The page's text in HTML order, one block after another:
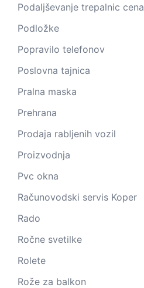
Podaljševanje trepalnic cena
Podložke
Popravilo telefonov
Poslovna tajnica
Pralna maska
Prehrana
Prodaja rabljenih vozil
Proizvodnja
Pvc okna
Računovodski servis Koper
Rado
Ročne svetilke
Rolete
Rože za balkon